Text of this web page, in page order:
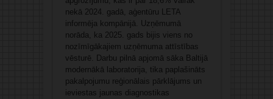
nekā 2024. gadā, aģentūru LETA
informēja kompānijā. Uzņēmumā
norāda, ka 2025. gads bijis viens no
nozīmīgākajiem uzņēmuma attīstības
vēsturē. Darbu pilnā apjomā sāka Baltijā
modernākā laboratorija, tika paplašināts
pakalpojumu reģionālais pārklājums un
ieviestas jaunas diagnostikas